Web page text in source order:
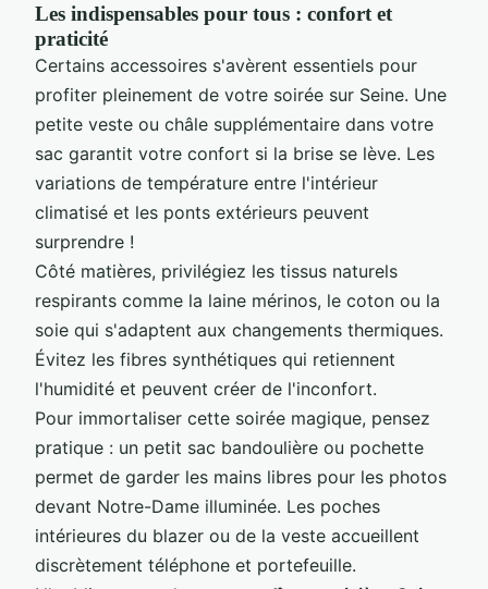
Les indispensables pour tous : confort et
praticité
Certains accessoires s'avèrent essentiels pour
profiter pleinement de votre soirée sur Seine. Une
petite veste ou châle supplémentaire dans votre
sac garantit votre confort si la brise se lève. Les
variations de température entre l'intérieur
climatisé et les ponts extérieurs peuvent
surprendre !
Côté matières, privilégiez les tissus naturels
respirants comme la laine mérinos, le coton ou la
soie qui s'adaptent aux changements thermiques.
Évitez les fibres synthétiques qui retiennent
l'humidité et peuvent créer de l'inconfort.
Pour immortaliser cette soirée magique, pensez
pratique : un petit sac bandoulière ou pochette
permet de garder les mains libres pour les photos
devant Notre-Dame illuminée. Les poches
intérieures du blazer ou de la veste accueillent
discrètement téléphone et portefeuille.